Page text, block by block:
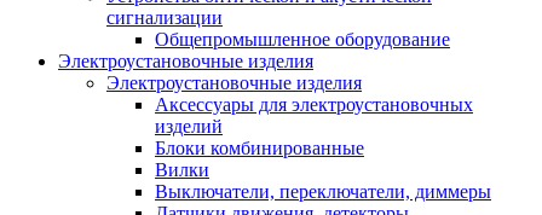
сигнализации
Общепромышленное оборудование
Электроустановочные изделия
Электроустановочные изделия
Аксессуары для электроустановочных
изделий
Блоки комбинированные
Вилки
Выключатели, переключатели, диммеры